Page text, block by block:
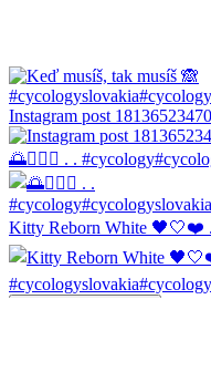
Instagram post
🌅🚴🏼‍♀️ . .
Kitty Reborn White 🖤🤍❤️